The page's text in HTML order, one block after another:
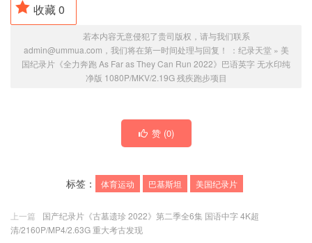
收藏0
若本内容无意侵犯了贵司版权，请与我们联系
admin@ummua.com，我们将在第一时间处理与回复！ ： 纪录天堂» 美
国纪录片《全力奔跑 As Far as They Can Run 2022》巴语英字 无水印纯
净版 1080P/MKV/2.19G 残疾跑步项目
赞 (0)
标签： 体育运动 巴基斯坦 美国纪录片
上一篇
国产纪录片《古墓遗珍 2022》第二季全6集 国语中字 4K超
清/2160P/MP4/2.63G 重大考古发现